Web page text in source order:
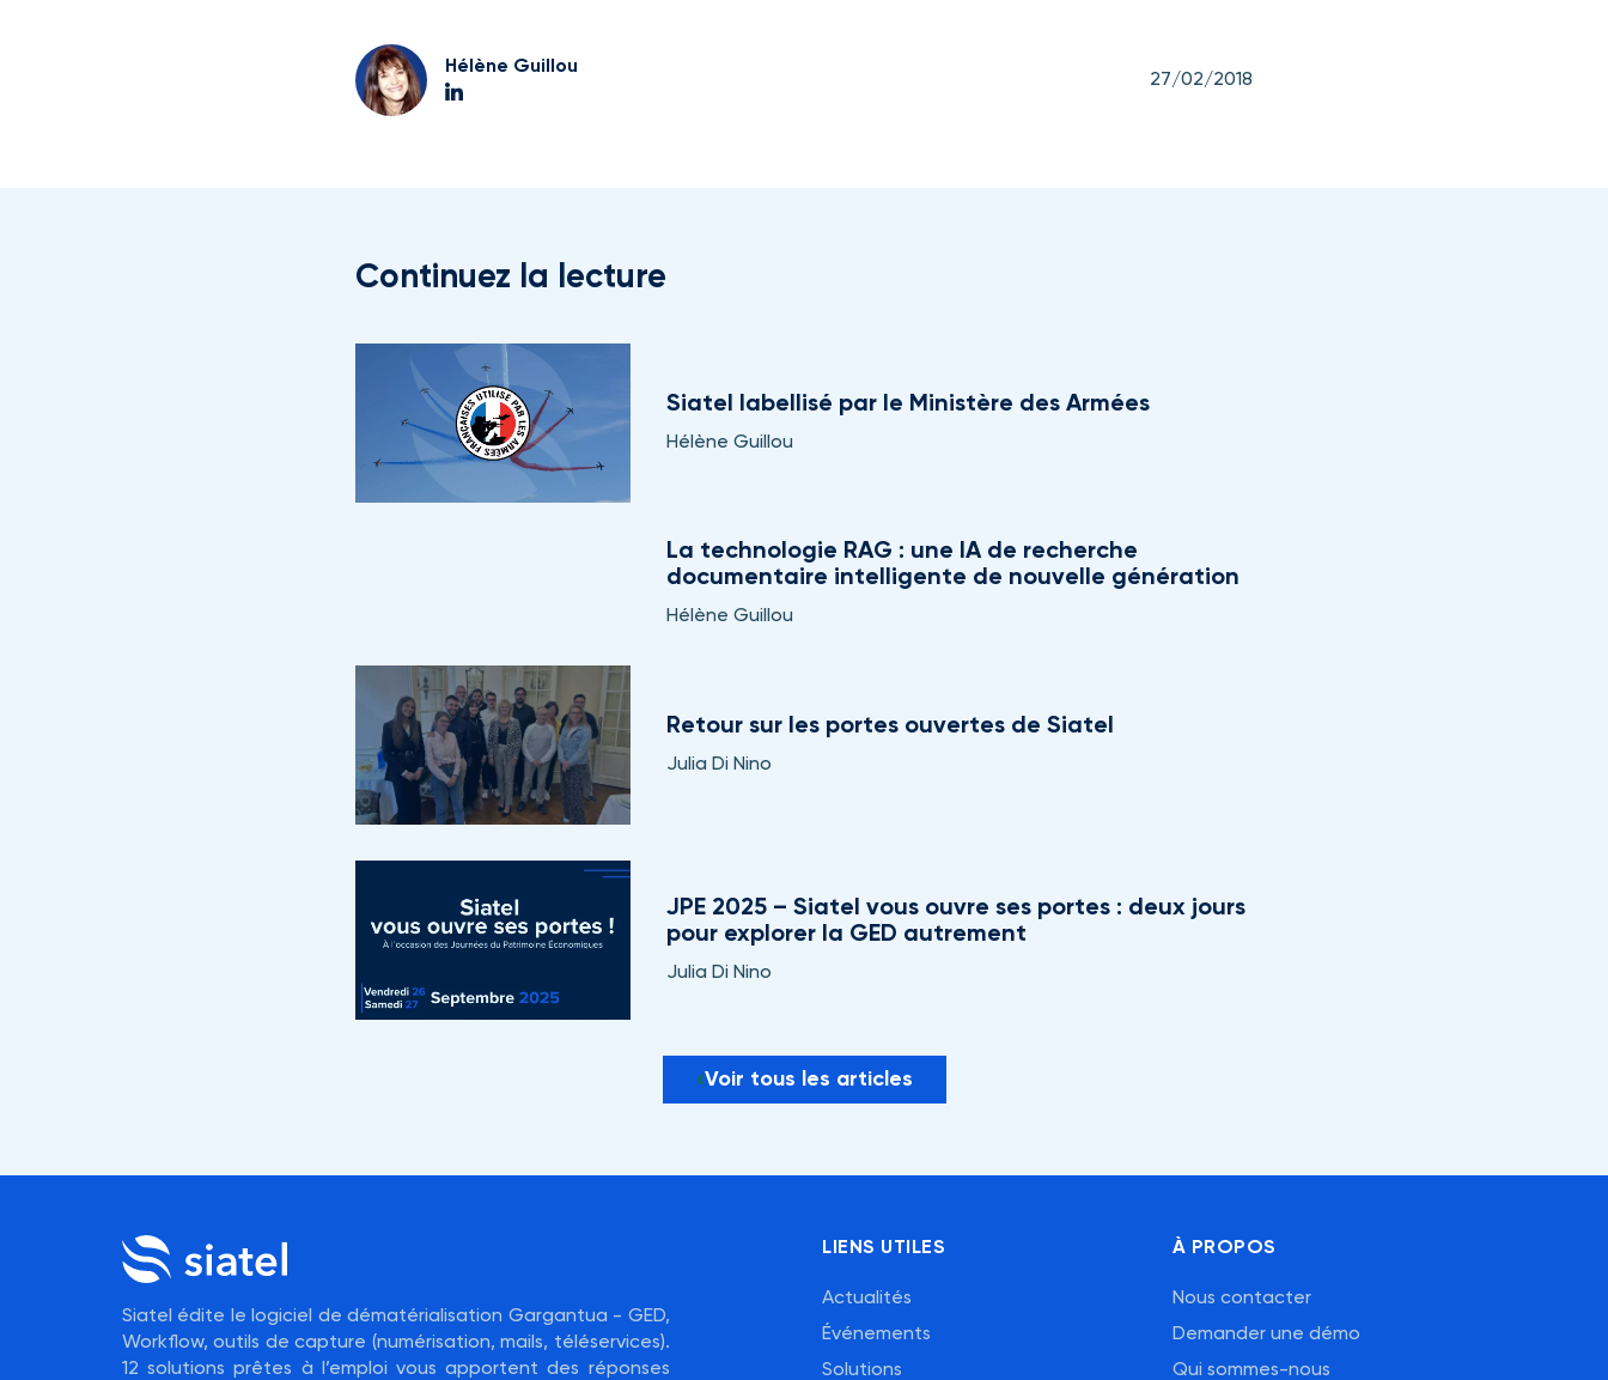
Hélène Guillou
27/02/2018
Continuez la lecture
Siatel labellisé par le Ministère des Armées
Hélène Guillou
La technologie RAG : une IA de recherche
documentaire intelligente de nouvelle génération
Hélène Guillou
Retour sur les portes ouvertes de Siatel
Julia Di Nino
JPE 2025 – Siatel vous ouvre ses portes : deux jours
pour explorer la GED autrement
Julia Di Nino
Voir tous les articles
Siatel édite le logiciel de dématérialisation Gargantua - GED,
Workflow, outils de capture (numérisation, mails, téléservices).
12 solutions prêtes à l’emploi vous apportent des réponses
LIENS UTILES
Actualités
Événements
Solutions
À PROPOS
Nous contacter
Demander une démo
Qui sommes-nous